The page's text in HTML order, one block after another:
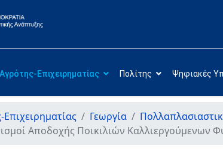
Αγρότης-Επιχειρηματίας Πολίτης Ψηφιακές
Γεωργία
Αποδοχής Ποικιλιών Καλλιεργούμενων